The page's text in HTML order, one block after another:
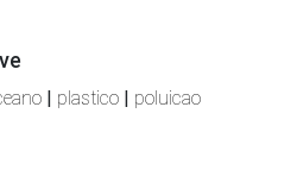
| plastico | poluicao